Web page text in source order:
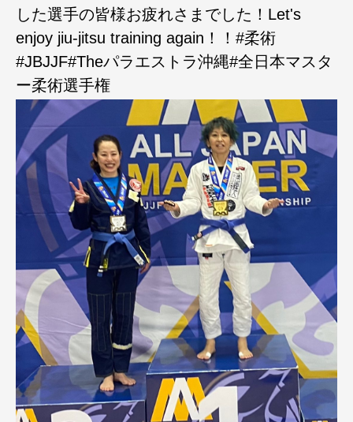
した選手の皆様お疲れさまでした！Let's
enjoy jiu-jitsu training again！！#柔術
#JBJJF#Theパラエストラ沖縄#全日本マスタ
ー柔術選手権